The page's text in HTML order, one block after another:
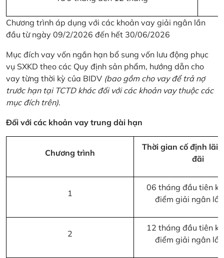
Chương trình áp dụng với các khoản vay giải ngân lần
đầu từ ngày 09/2/2026 đến hết 30/06/2026
Mục đích vay vốn ngắn hạn bổ sung vốn lưu động phục
vụ SXKD theo các Quy định sản phẩm, hướng dẫn cho
vay từng thời kỳ của BIDV (bao gồm cho vay để trả nợ
trước hạn tại TCTD khác đối với các khoản vay thuộc các
mục đích trên).
Đối với các khoản vay trung dài hạn
Chương trình
Thời gian cố định lãi
đãi
1
06 tháng đầu tiên
điểm giải ngân
2
12 tháng đầu tiên
điểm giải ngân